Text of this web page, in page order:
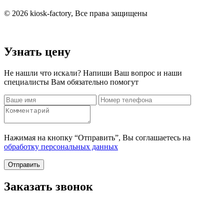
© 2026 kiosk-factory, Все права защищены
Узнать цену
Не нашли что искали? Напиши Ваш вопрос и наши
специалисты Вам обязательно помогут
Нажимая на кнопку “Отправить”, Вы соглашаетесь на
обработку персональных данных
Отправить
Заказать звонок